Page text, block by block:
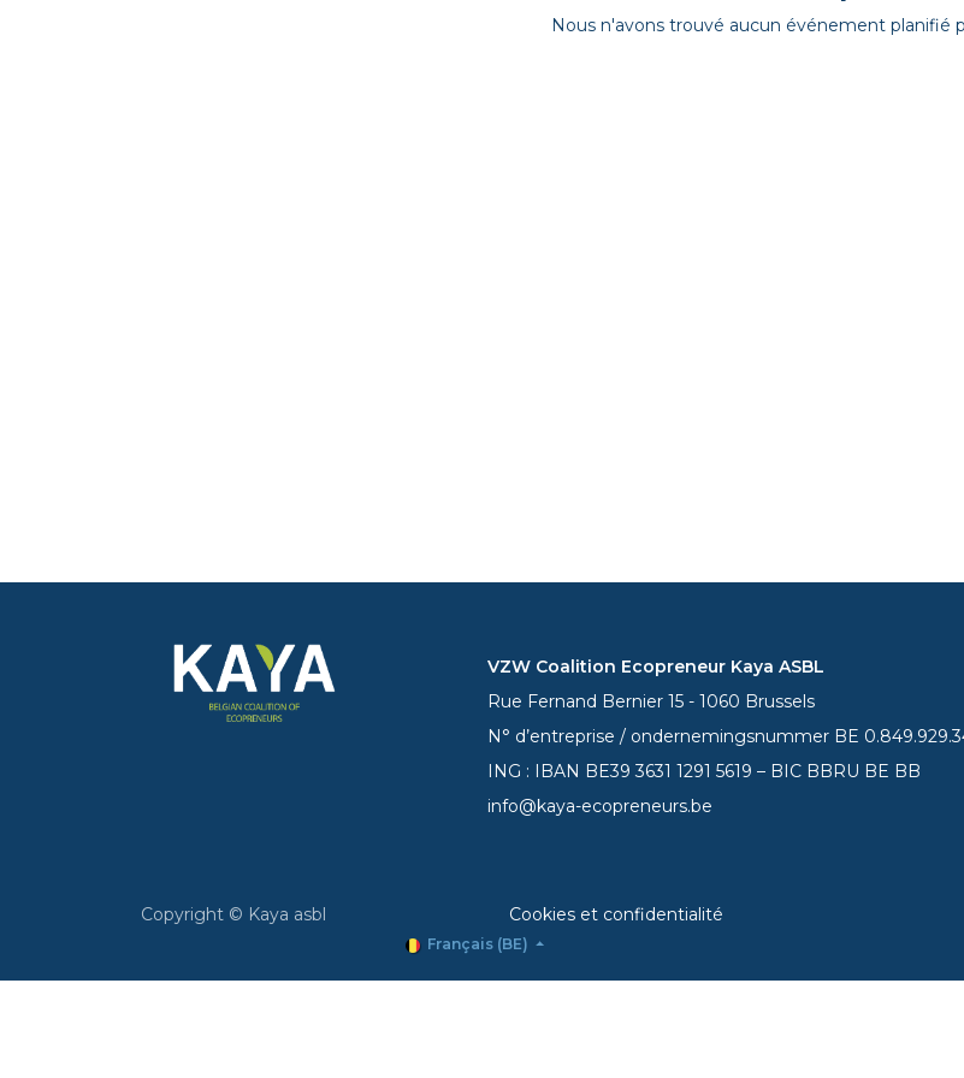
Nous n'avons trouvé aucun événement planifié
VZW Coalition Ecopreneur Kaya ASBL
Rue Fernand Bernier 15 - 1060 Brussels
N° d’entreprise / ondernemingsnummer BE
ING : IBAN BE393631 1291 5619 – BIC BBRU BE BB
info@kaya-ecopreneurs.be
Copyright © Kaya asbl Cookies et confidentialité
Français (BE)